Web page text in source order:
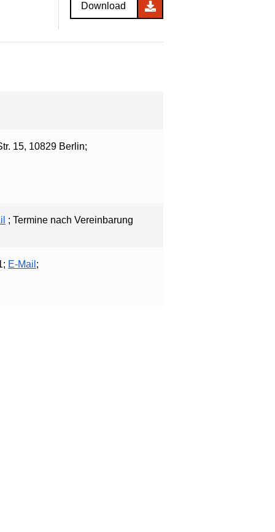
Download
15, 10829 Berlin;
; Termine nach Vereinbarung
E-Mail ;